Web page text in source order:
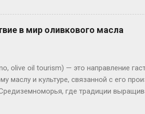
было чем-то большим, чем продукт
человека.
в мир оливкового масла
olive oil tourism) — это направление
маслу и культуре, связанной с его
где традиции